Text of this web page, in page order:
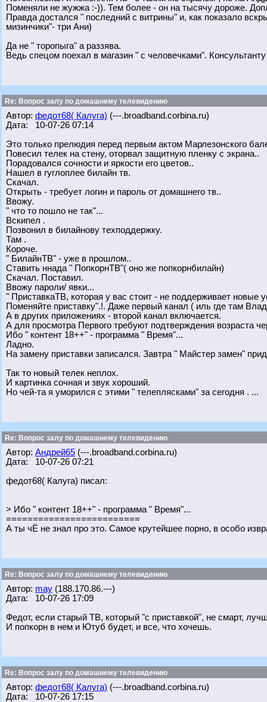
Поменяли не жужжа :-)). Тем более - он на тысячу дороже.
Правда достался " последний с витрины" и, как показало
мизинчики"- три Ани)
Да не " торопыга" а раззява.
Ведь спецом поехал в магазин " с человечками".
Re: Вопрос залу по домашнему телевидению
Автор: федот68( Калуга) (---.broadband.corbina.ru)
Дата: 10-07-26 07:14
Это только прелюдия перед первым актом Марлезонского
Повесил телек на стену, оторвал защитную пленку с экрана..
Порадовался сочности и яркости его цветов..
Нашел в гуглоплее билайн тв.
Скачал.
Открыть - требует логин и пароль от домашнего тв..
Ввожу.
" что то пошло не так"...
Вскипел .
Позвонил в билайнову техподдержку.
Там .
Короче.
" БилайнТВ" - уже в прошлом..
Ставить ннада " ПопкорнТВ"( оно же попкорнбилайн)
Скачал. Поставил.
Ввожу пароли/ явки...
" ПриставкаТВ, которая у вас стоит - не поддерживает новые
Поменяйте приставку".!. Даже первый канал ( иль где там
А в других приложениях - второй канал включается.
А для просмотра Первого требуют подтверждения возраста
Ибо " контент 18++" - программа " Время"...
Ладно.
На замену приставки записался. Завтра " Майстер замен"
Так то новый телек неплох.
И картинка сочная и звук хороший.
Но чей-та я уморился с этими " телеплясками" за сегодня . ...
Re: Вопрос залу по домашнему телевидению
Автор: Андрей65 (---.broadband.corbina.ru)
Дата: 10-07-26 07:21
федот68( Калуга) писал:
> Ибо " контент 18++" - программа " Время"...
=========================
А ты чЁ не знал про это. Самое крутейшее порно, в особо
Re: Вопрос залу по домашнему телевидению
Автор: may (188.170.86.---)
Дата: 10-07-26 17:09
Федот, если старый ТВ, который "с приставкой", не смарт,
И попкорн в нем и Ютуб будет, и все, что хочешь.
Re: Вопрос залу по домашнему телевидению
Автор: федот68( Калуга) (---.broadband.corbina.ru)
Дата: 10-07-26 17:15